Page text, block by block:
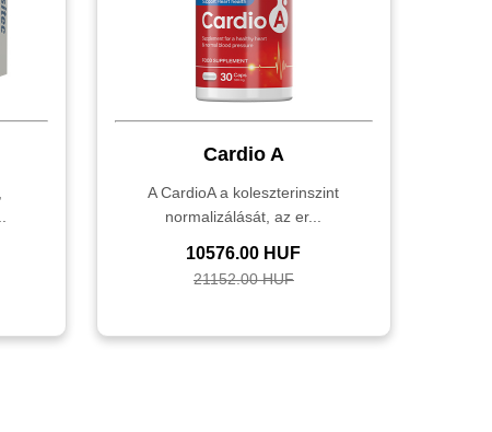
Cardio A
A CardioA a koleszterinszint
normalizálását, az er...
10576.00 HUF
21152.00 HUF